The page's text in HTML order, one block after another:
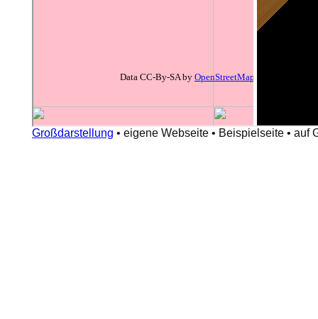
Großdarstellung • eigene Webseite • Beispielseite • auf